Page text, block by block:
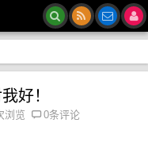
好！
浏览 0条评论